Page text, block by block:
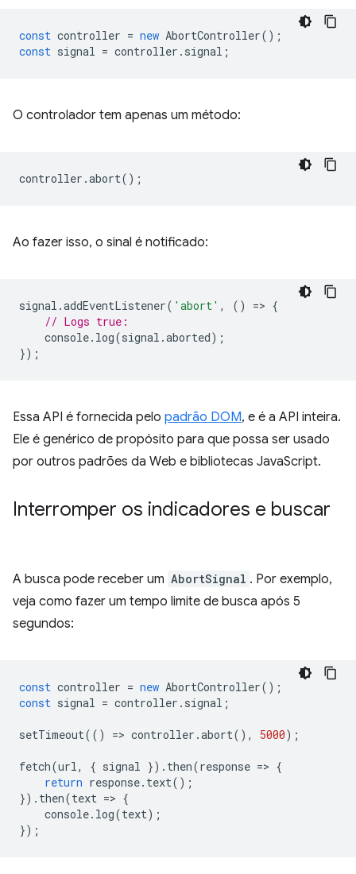
const controller = new AbortController();
const signal = controller . signal ;
O controlador tem apenas um método:
controller .abort();
Ao fazer isso, o sinal é notificado:
signal .addEventListener( 'abort' , () => {
// Logs true:
console. log(signal .aborted);
});
Essa API é fornecida pelo padrão DOM, e é a API inteira.
Ele é genérico de propósito para que possa ser usado
por outros padrões da Web e bibliotecas JavaScript.
Interromper os indicadores e buscar
A busca pode receber um AbortSignal . Por exemplo,
veja como fazer um tempo limite de busca após 5
segundos:
const controller = new AbortController();
const signal = controller . signal ;
setTimeout(() => controller .abort(), 5000);
fetch(url, { signal }). then(response => {
return response. text();
}). then(text => {
console. log(text);
});